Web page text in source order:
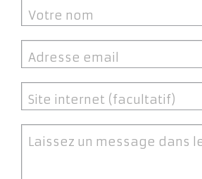
Votre nom
Adresse email
Site internet (facultatif)
Laissez un message dans